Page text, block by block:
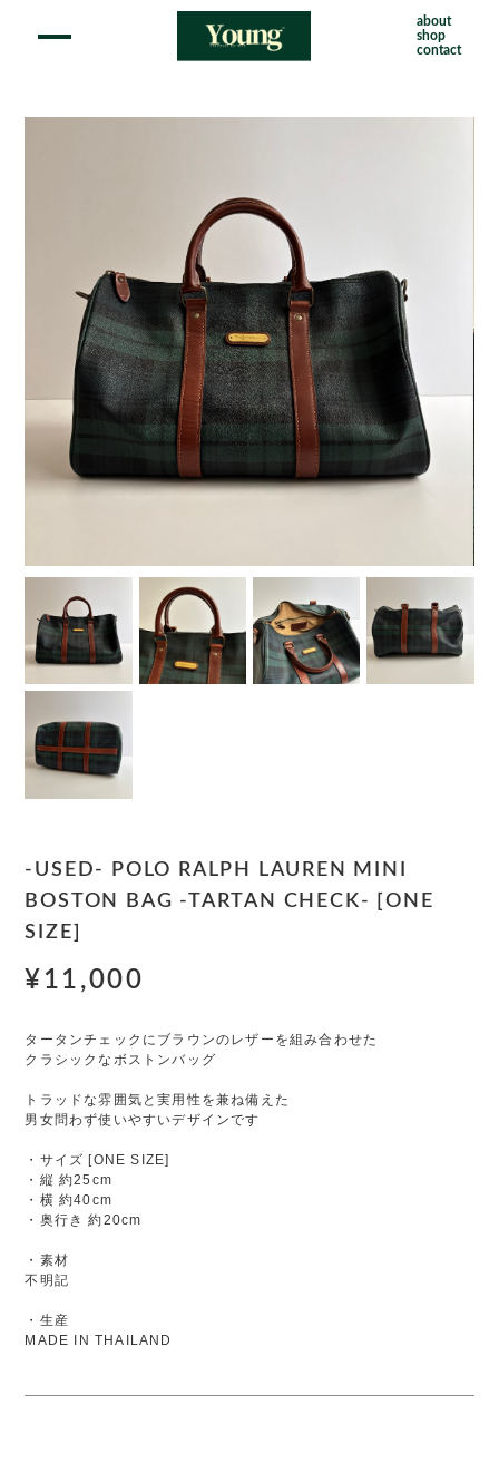
about
shop
contact
-USED- POLO RALPH LAUREN MINI
BOSTON BAG -TARTAN CHECK- [ONE
SIZE]
¥11,000
タータンチェックにブラウンのレザーを組み合わせた
クラシックなボストンバッグ
トラッドな雰囲気と実用性を兼ね備えた
男女問わず使いやすいデザインです
・サイズ [ONE SIZE]
・縦 約25cm
・横 約40cm
・奥行き 約20cm
・素材
不明記
・生産
MADE IN THAILAND